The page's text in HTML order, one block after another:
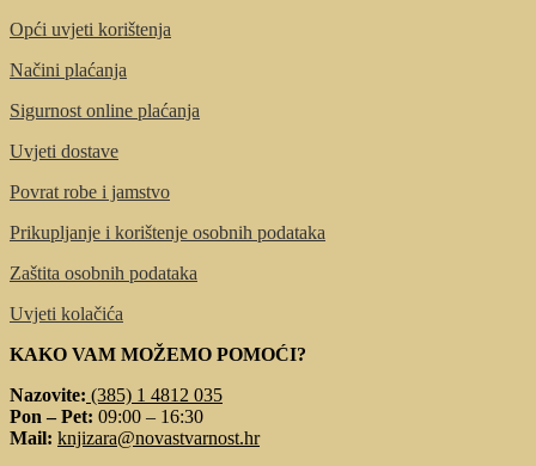
Opći uvjeti korištenja
Načini plaćanja
Sigurnost online plaćanja
Uvjeti dostave
Povrat robe i jamstvo
Prikupljanje i korištenje osobnih podataka
Zaštita osobnih podataka
Uvjeti kolačića
KAKO VAM MOŽEMO POMOĆI?
Nazovite: (385) 1 4812 035
Pon – Pet: 09:00 – 16:30
Mail: knjizara@novastvarnost.hr